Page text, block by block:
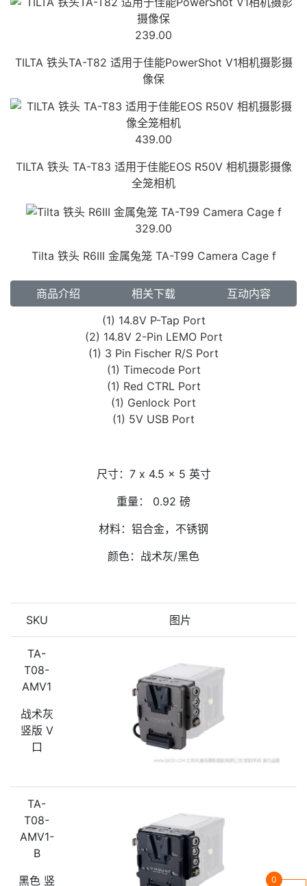
0
239.00
TILTA 铁头TA-T82 适用于佳能PowerShot V1相机摄影摄
像保
439.00
TILTA 铁头 TA-T83 适用于佳能EOS R50V 相机摄影摄像
全笼相机
329.00
Tilta 铁头 R6III 金属兔笼 TA-T99 Camera Cage f
商品介绍 相关下载
互动内容
(1) 14.8V P-Tap Port
(2) 14.8V 2-Pin LEMO Port
(1) 3 Pin Fischer R/S Port
(1) Timecode Port
(1) Red CTRL Port
(1) Genlock Port
(1) 5V USB Port
尺寸：7 x 4.5 x 5 英寸
重量： 0.92 磅
材料：铝合金，不锈钢
颜色：战术灰/黑色
SKU 图片
TA-
T08-
AMV1
战术灰
竖版 V
口
TA-
T08-
AMV1-
B
黑色 竖